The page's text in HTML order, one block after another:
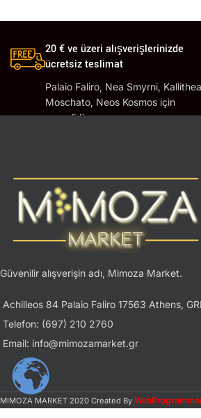
20 € ve üzeri alışverişlerinizde
ücretsiz teslimat
Palaio Faliro, Nea Smyrni,
Moschato, Neos Kosmos için
geçerlidir.
Güvenilir alışverişin adı, Mimoza Market.
Achilleos 84 Palaio Faliro 17563 Athens,
Telefon: (697) 210 2760
Email: info@mimozamarket.gr
MIMOZA MARKET 2020 Created By